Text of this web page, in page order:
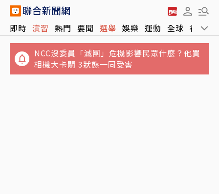
即時 演習 熱門 要聞 選舉 娛樂 運動 全球 社會
相機大卡關 3狀態一同受害
總統府前噴水池惹禍？蔣經國「越權」要求軍
方拆除